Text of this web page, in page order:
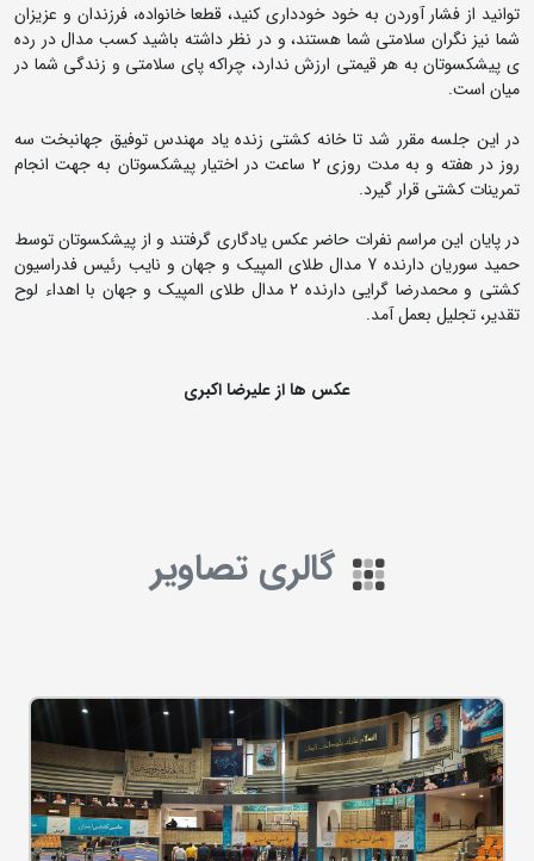
توانید از فشار آوردن به خود خودداری کنید، قطعا خانواده، فرزندان و عزیزان
شما نیز نگران سلامتی شما هستند، و در نظر داشته باشید کسب مدال در رده
ی پیشکسوتان به هر قیمتی ارزش ندارد، چراکه پای سلامتی و زندگی شما در
میان است.
در این جلسه مقرر شد تا خانه کشتی زنده یاد مهندس توفیق جهانبخت سه
روز در هفته و به مدت روزی 2 ساعت در اختیار پیشکسوتان به جهت انجام
تمرینات کشتی قرار گیرد.
در پایان این مراسم نفرات حاضر عکس یادگاری گرفتند و از پیشکسوتان توسط
حمید سوریان دارنده 7 مدال طلای المپیک و جهان و نایب رئیس فدراسیون
کشتی و محمدرضا گرایی دارنده 2 مدال طلای المپیک و جهان با اهداء لوح
تقدیر، تجلیل بعمل آمد.
عکس ها از علیرضا اکبری
گالری تصاویر